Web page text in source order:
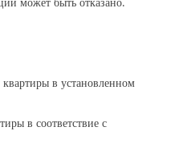
в установленном
в соответствие с